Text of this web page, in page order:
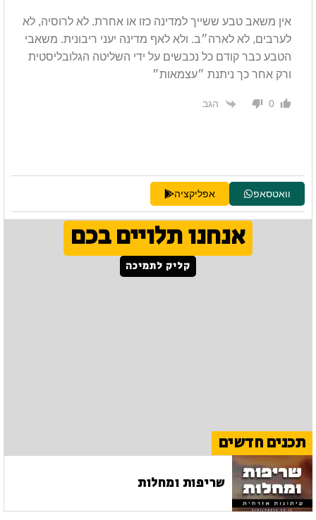
אין משאב טבע ששייך למדינה כזו או אחרת. לא לרוסיה, לא
לערבים, לא לארה״ב. ולא לאף מדינה יעני ריבונית. משאבי
הטבע כבר קודם כל נכבשים על ידי השליטה הגלובליסטית
ורק אחר כך ניתנת ״עצמאות״
0 הגב
וואטסאפ אפליקציה
אנחנו תלויים בכם
קליק לתמיכה
תכנים חדשים
שריפות ומחלות